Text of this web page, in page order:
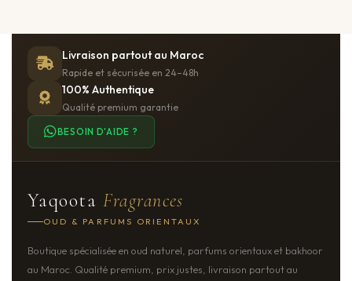
Livraison partout au Maroc
Rapide et sécurisée en 24–48h
100% Authentique
Qualité premium garantie
BESOIN D'AIDE ?
Yaqoota Fragrances
OUD & PARFUMS ORIENTAUX
Boutique spécialisée en oud naturel, parfums orientaux et bakhoor
au Maroc. Qualité premium, prix justes, livraison partout au